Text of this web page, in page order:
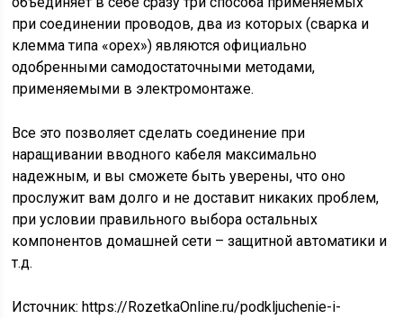
при соединении проводов, два из которых (сварка и
клемма типа «орех») являются официально
одобренными самодостаточными методами,
применяемыми в электромонтаже.
Все это позволяет сделать соединение при
наращивании вводного кабеля максимально
надежным, и вы сможете быть уверены, что оно
прослужит вам долго и не доставит никаких проблем,
при условии правильного выбора остальных
компонентов домашней сети – защитной автоматики и
т.д.
Источник:https://RozetkaOnline.ru/podkljuchenie-i-